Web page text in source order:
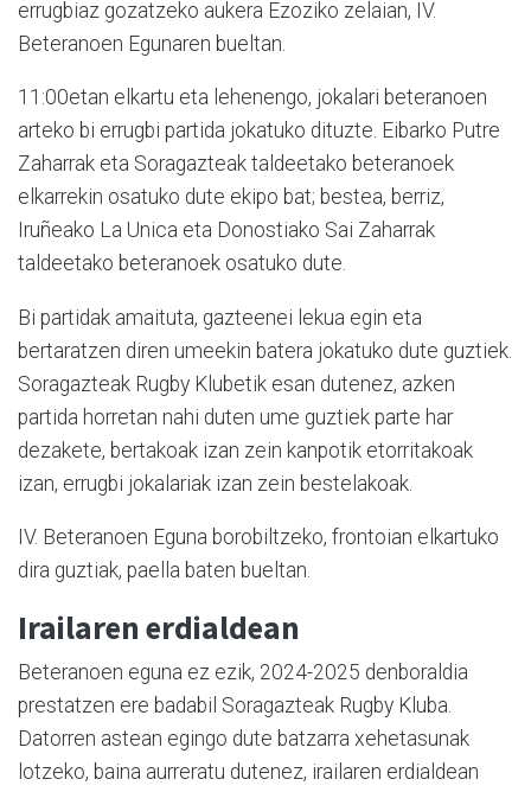
errugbiaz gozatzeko aukera Ezoziko zelaian, IV.
Beteranoen Egunaren bueltan.
11:00etan elkartu eta lehenengo, jokalari beteranoen
arteko bi errugbi partida jokatuko dituzte. Eibarko Putre
Zaharrak eta Soragazteak taldeetako beteranoek
elkarrekin osatuko dute ekipo bat; bestea, berriz,
Iruñeako La Unica eta Donostiako Sai Zaharrak
taldeetako beteranoek osatuko dute.
Bi partidak amaituta, gazteenei lekua egin eta
bertaratzen diren umeekin batera jokatuko dute guztiek.
Soragazteak Rugby Klubetik esan dutenez, azken
partida horretan nahi duten ume guztiek parte har
dezakete, bertakoak izan zein kanpotik etorritakoak
izan, errugbi jokalariak izan zein bestelakoak.
IV. Beteranoen Eguna borobiltzeko, frontoian elkartuko
dira guztiak, paella baten bueltan.
Irailaren erdialdean
Beteranoen eguna ez ezik, 2024-2025 denboraldia
prestatzen ere badabil Soragazteak Rugby Kluba.
Datorren astean egingo dute batzarra xehetasunak
lotzeko, baina aurreratu dutenez, irailaren erdialdean